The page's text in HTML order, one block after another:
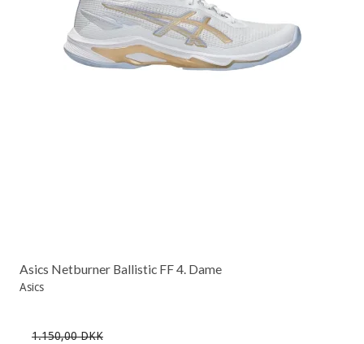
Asics Netburner Ballistic FF 4. Dame
Asics
1.150,00 DKK